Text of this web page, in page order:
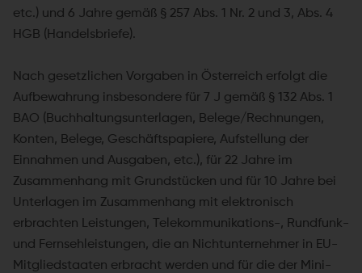
etc.) und 6 Jahre gemäß § 257 Abs. 1 Nr. 2 und 3, Abs. 4
HGB (Handelsbriefe).
Nach gesetzlichen Vorgaben in Österreich erfolgt die
Aufbewahrung insbesondere für 7 J gemäß § 132 Abs. 1
BAO (Buchhaltungsunterlagen, Belege/Rechnungen,
Konten, Belege, Geschäftspapiere, Aufstellung der
Einnahmen und Ausgaben, etc.), für 22 Jahre im
Zusammenhang mit Grundstücken und für 10 Jahre bei
Unterlagen im Zusammenhang mit elektronisch
erbrachten Leistungen, Telekommunikations-, Rundfunk-
und Fernsehleistungen, die an Nichtunternehmer in EU-
Mitgliedstaaten erbracht werden und für die der Mini-